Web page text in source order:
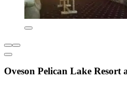
Oveson Pelican Lake Resort